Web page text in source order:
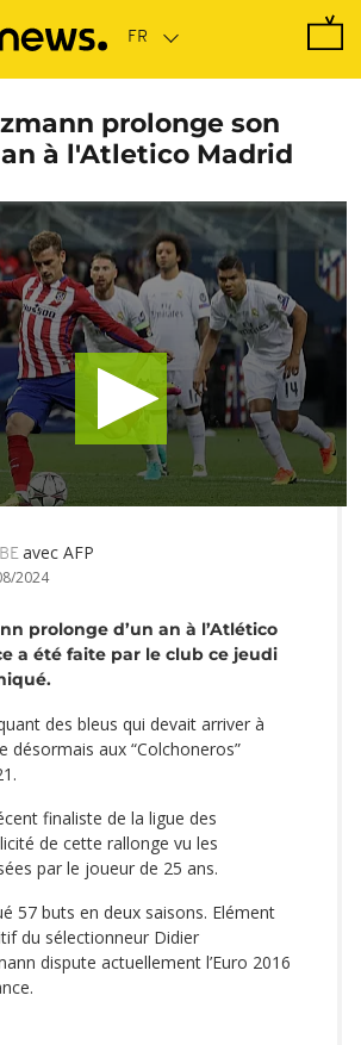
prolonge son
à l'Atletico Madrid
avec AFP
2024
prolonge d’un an à l’Atlético
a été faite par le club ce jeudi
des bleus qui devait arriver à
désormais aux “Colchoneros”
finaliste de la ligue des
de cette rallonge vu les
par le joueur de 25 ans.
57 buts en deux saisons. Elément
du sélectionneur Didier
dispute actuellement l’Euro 2016